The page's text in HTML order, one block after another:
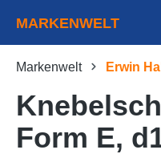
MARKENWELT
Markenwelt Erwin
Form E,